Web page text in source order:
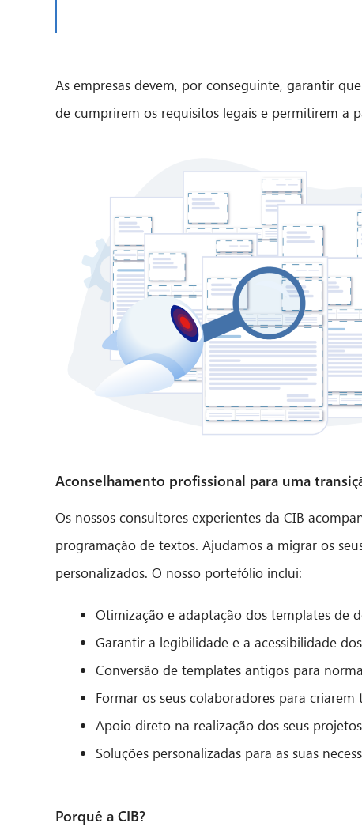
As empresas devem, por conseguinte, garantir
de cumprirem os requisitos legais e permitirem a
Aconselhamento profissional para uma
Os nossos consultores experientes da CIB
programação de textos. Ajudamos a migrar os
personalizados. O nosso portefólio inclui:
Otimização e adaptação dos templates de
Garantir a legibilidade e a acessibilidade
Conversão de templates antigos para
Formar os seus colaboradores para criarem
Apoio direto na realização dos seus
Soluções personalizadas para as suas
Porquê a CIB?